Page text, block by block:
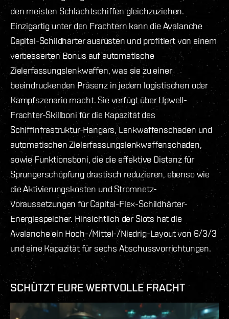
den meisten Schlachtschiffen gleichzuziehen.
Einzigartig unter den Frachtern kann die Avalanche
Capital-Schildhärter ausrüsten und profitiert von einem
verbesserten Bonus auf automatische
Zielerfassungslenkwaffen, was sie zu einer
beeindruckenden Präsenz in jedem logistischen oder
Kampfszenario macht. Sie verfügt über Upwell-
Frachter-Skillboni für die Kapazität des
Schiffinfrastruktur-Hangars, Lenkwaffenschaden und
automatischen Zielerfassungslenkwaffenschaden,
sowie Funktionsboni, die die effektive Distanz für
Sprungerschöpfung drastisch reduzieren, ebenso wie
die Aktivierungskosten und Stromnetz-
Voraussetzungen für Capital-Flex-Schildhärter-
Energiespeicher. Hinsichtlich der Slots hat die
Avalanche ein Hoch-/Mittel-/Niedrig-Layout von 6/3/3
und eine Kapazität für sechs Abschussvorrichtungen.
SCHÜTZT EURE WERTVOLLE FRACHT